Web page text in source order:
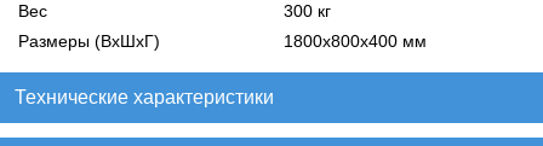
Вес
300 кг
Размеры (ВхШхГ)
1800х800х400 мм
Технические характеристики